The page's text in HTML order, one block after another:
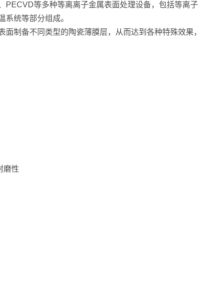
等多种等离离子金属表面处理设备，包括等离
系统等部分组成。
制备不同类型的陶瓷薄膜层，从而达到各种特殊效果
磨性